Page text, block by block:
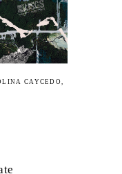
CAYCEDO,